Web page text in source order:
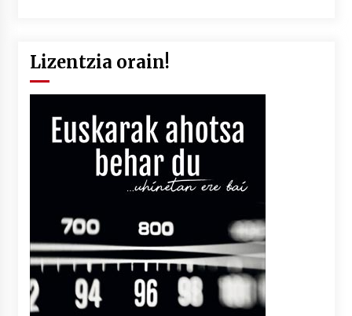
Lizentzia orain!